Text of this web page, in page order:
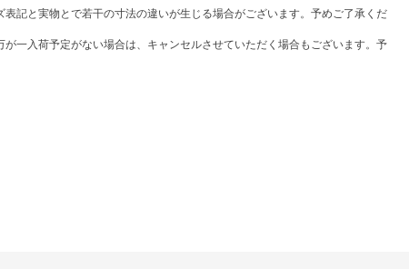
記と実物とで若干の寸法の違いが生じる場合がございます。予めご了承くだ
一入荷予定がない場合は、キャンセルさせていただく場合もございます。予